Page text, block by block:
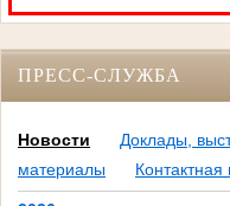
ПРЕСС-СЛУЖБА
Новости
Доклады,
материалы